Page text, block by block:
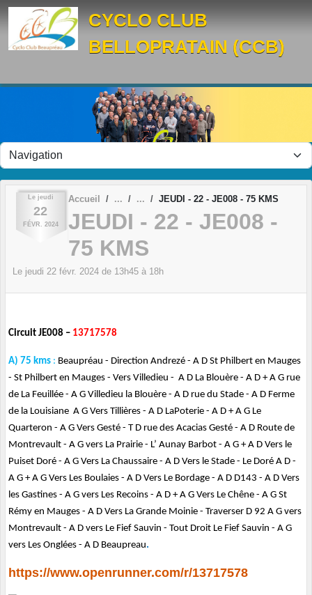
CYCLO CLUB
BELLOPRATAIN (CCB)
Le jeudi
22
FÉVR. 2024
Accueil JEUDI - 22 - JE008 - 75 KMS
JEUDI - 22 - JE008 -
75 KMS
Le jeudi 22 févr. 2024 de 13h45 à 18h
Circuit JE008 – 13717578
A) 75 kms : Beaupréau - Direction Andrezé - A D St Philbert en Mauges
- St Philbert en Mauges - Vers Villedieu - A D La Blouère - A D + A G rue
de La Feuillée - A G Villedieu la Blouère - A D rue du Stade - A D Ferme
de la Louisiane A G Vers Tillières - A D LaPoterie - A D + A G Le
Quarteron - A G Vers Gesté - T D rue des Acacias Gesté - A D Route de
Montrevault - A G vers La Prairie - L’ Aunay Barbot - A G + A D Vers le
Puiset Doré - A G Vers La Chaussaire - A D Vers le Stade - Le Doré A D -
A G + A G Vers Les Boulaies - A D Vers Le Bordage - A D D143 - A D Vers
les Gastines - A G vers Les Recoins - A D + A G Vers Le Chêne - A G St
Rémy en Mauges - A D Vers La Grande Moinie - Traverser D 92 A G vers
Montrevault - A D vers Le Fief Sauvin - Tout Droit Le Fief Sauvin - A G
vers Les Onglées - A D Beaupreau.
https://www.openrunner.com/r/13717578
Panneau de gestion des cookies